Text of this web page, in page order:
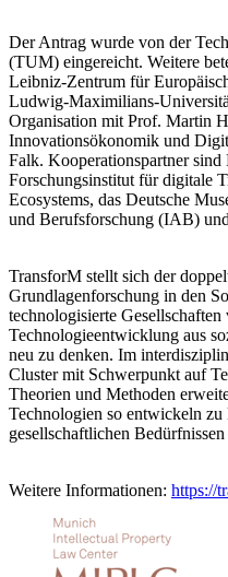
Der Antrag wurde von der
(TUM) eingereicht. Weitere
Leibniz-Zentrum für
Ludwig-Maximilians-
Organisation mit Prof. Martin
Innovationsökonomik und
Falk. Kooperationspartner
Forschungsinstitut für digitale
Ecosystems, das Deutsche
und Berufsforschung (IAB)
TransforM stellt sich der
Grundlagenforschung in den
technologisierte
Technologieentwicklung aus
neu zu denken. Im
Cluster mit Schwerpunkt auf
Theorien und Methoden
Technologien so entwickeln zu
gesellschaftlichen
Weitere Informationen: https://